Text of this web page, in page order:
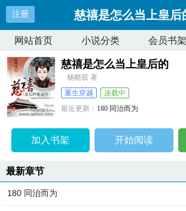
注册 慈禧是怎么当上皇后
网站首页 小说分类 会员书架
慈禧是怎么当上皇后的
杨晓双 著
重生穿越
连载中
最近更新： 180 同治而为
加入书架 开始阅读
最新章节
180 同治而为